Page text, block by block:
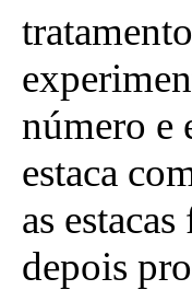
número e
estaca
as
depois